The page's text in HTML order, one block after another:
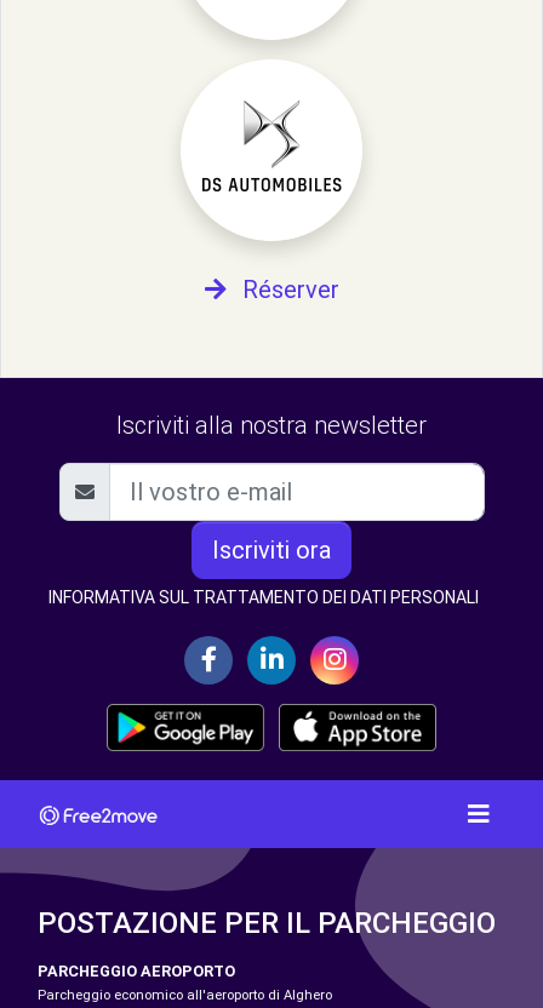
Réserver
Iscriviti alla nostra newsletter
Iscriviti ora
INFORMATIVA SUL TRATTAMENTO DEI DATI PERSONALI
POSTAZIONE PER IL PARCHEGGIO
PARCHEGGIO AEROPORTO
Parcheggio economico all'aeroporto di Alghero